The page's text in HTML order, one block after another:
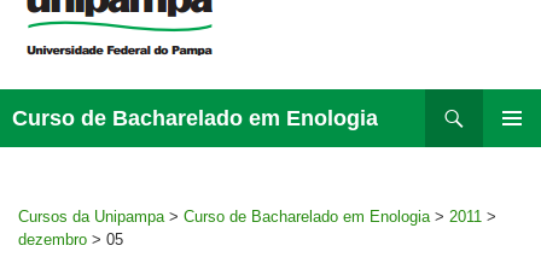
Curso de Bacharelado em Enologia
para
Cursos da Unipampa > Curso de Bacharelado em Enologia > 2011 >
dezembro > 05